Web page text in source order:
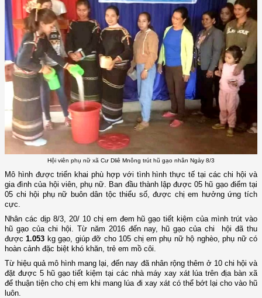
Hội viên phụ nữ xã Cư Dliê Mnông trút hũ gạo nhân Ngày 8/3
Mô hình được triển khai phù hợp với tình hình thực tế tại các chi hội và
gia đình của hội viên, phụ nữ. Ban đầu thành lập được 05 hũ gạo điểm tại
05 chi hội phụ nữ buôn dân tộc thiểu số, được chị em hưởng ứng tích
cực.
Nhân các dịp 8/3, 20/ 10 chị em đem hũ gạo tiết kiệm của mình trút vào
hũ gạo của chi hội. Từ năm 2016 đến nay, hũ gạo của chi hội đã thu
được1.053 kg gạo, giúp đỡ cho 105 chị em phụ nữ hộ nghèo, phụ nữ có
hoàn cảnh đặc biệt khó khăn, trẻ em mồ côi.
Từ hiệu quả mô hình mang lại ,đến nay đã nhân rộng thêm ở 10 chi hội và
đặt được 5 hũ gạo tiết kiệm tại các nhà máy xay xát lúa trên địa bàn xã
để thuận tiện cho chị em khi mang lúa đi xay xát có thể bớt lại cho vào hũ
luôn.